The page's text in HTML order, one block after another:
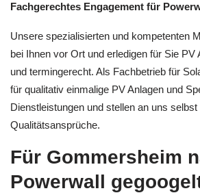
Fachgerechtes Engagement für
Unsere spezialisierten und kompetenten
bei Ihnen vor Ort und erledigen für Sie PV
und termingerecht. Als Fachbetrieb für
für qualitativ einmalige PV Anlagen und
Dienstleistungen und stellen an uns
Qualitätsansprüche.
Für Gommersheim
Powerwall